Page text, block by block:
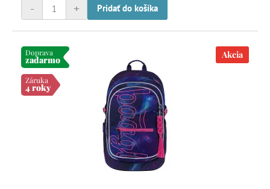
+
- Pridať do košíka
Doprava
zadarmo
Záruka
4 roky
Akcia